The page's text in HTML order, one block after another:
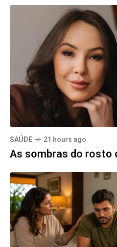
SAÚDE 21 hours ago
As sombras do rosto